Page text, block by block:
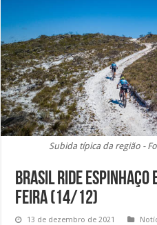
Subida típica da região -
Brasil Ride
feira (14/12)
13 de dezembro de 2021